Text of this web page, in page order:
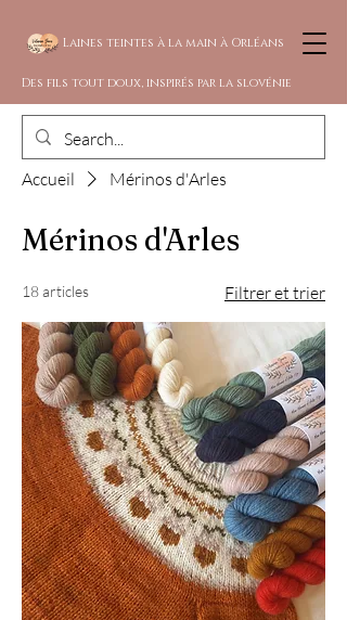
Laines teintes à la main à Orléans
Des fils tout doux, inspirés par la slovénie
Accueil Mérinos d'Arles
Mérinos d'Arles
18 articles Filtrer et trier